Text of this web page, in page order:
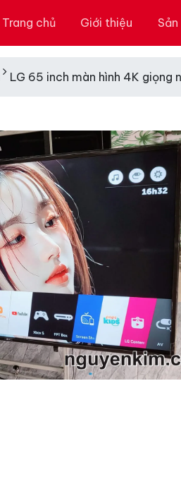
Trang chủ Giới thiệu
LG 65 inch màn hình 4K giọng